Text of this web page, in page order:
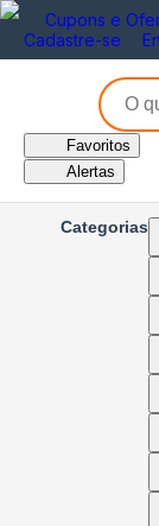
Cupons e
Cadastre-se
Favoritos
Alertas
Categorias